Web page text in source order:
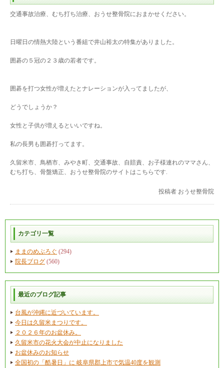
交通事故治療、むち打ち治療、おうせ整骨院におまかせください。
日曜日の情熱大陸という番組で井山裕太の特集がありました。
囲碁の５冠の２３歳の若者です。
囲碁を打つ女性が増えたとナレーションが入ってましたが、
どうでしょうか？
女性と子供が増えるといいですね。
私の長男も囲碁打ってます。
久留米市、鳥栖市、みやき町、交通事故、自賠責、お子様連れのママさん、
むち打ち、骨盤矯正、おうせ整骨院のサイトはこちらです.
投稿者 おうせ整骨院
カテゴリ一覧
ままのめぶろぐ (294)
院長ブログ (560)
最近のブログ記事
台風が沖縄に近づいています。
今日は久留米まつりです。
２０２６年のお盆休み。
久留米市の花火大会が中止になりました
お盆休みのお知らせ
全国初の「酷暑日」に 岐阜県郡上市で気温40度を観測